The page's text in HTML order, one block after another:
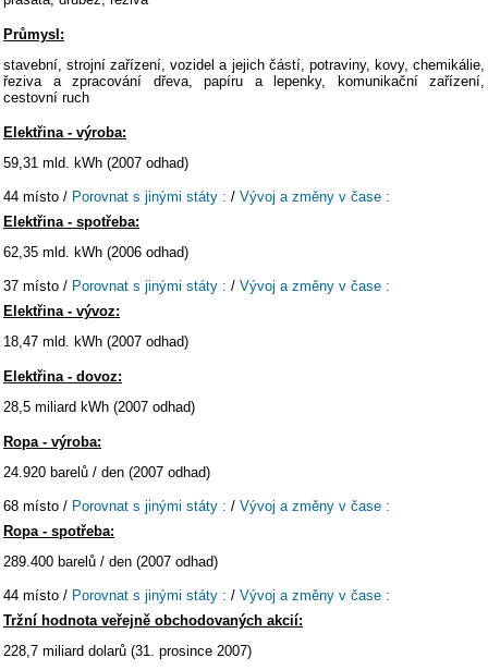
Průmysl:
stavební, strojní zařízení, vozidel a jejich částí, potraviny, kovy, chemikálie,
řeziva a zpracování dřeva, papíru a lepenky, komunikační zařízení,
cestovní ruch
Elektřina - výroba:
59,31 mld. kWh (2007 odhad)
44 místo / Porovnat s jinými státy : / Vývoj a změny v čase :
Elektřina - spotřeba:
62,35 mld. kWh (2006 odhad)
37 místo / Porovnat s jinými státy : / Vývoj a změny v čase :
Elektřina - vývoz:
18,47 mld. kWh (2007 odhad)
Elektřina - dovoz:
28,5 miliard kWh (2007 odhad)
Ropa - výroba:
24.920 barelů / den (2007 odhad)
68 místo / Porovnat s jinými státy : / Vývoj a změny v čase :
Ropa - spotřeba:
289.400 barelů / den (2007 odhad)
44 místo / Porovnat s jinými státy : / Vývoj a změny v čase :
Tržní hodnota veřejně obchodovaných akcií:
228,7 miliard dolarů (31. prosince 2007)